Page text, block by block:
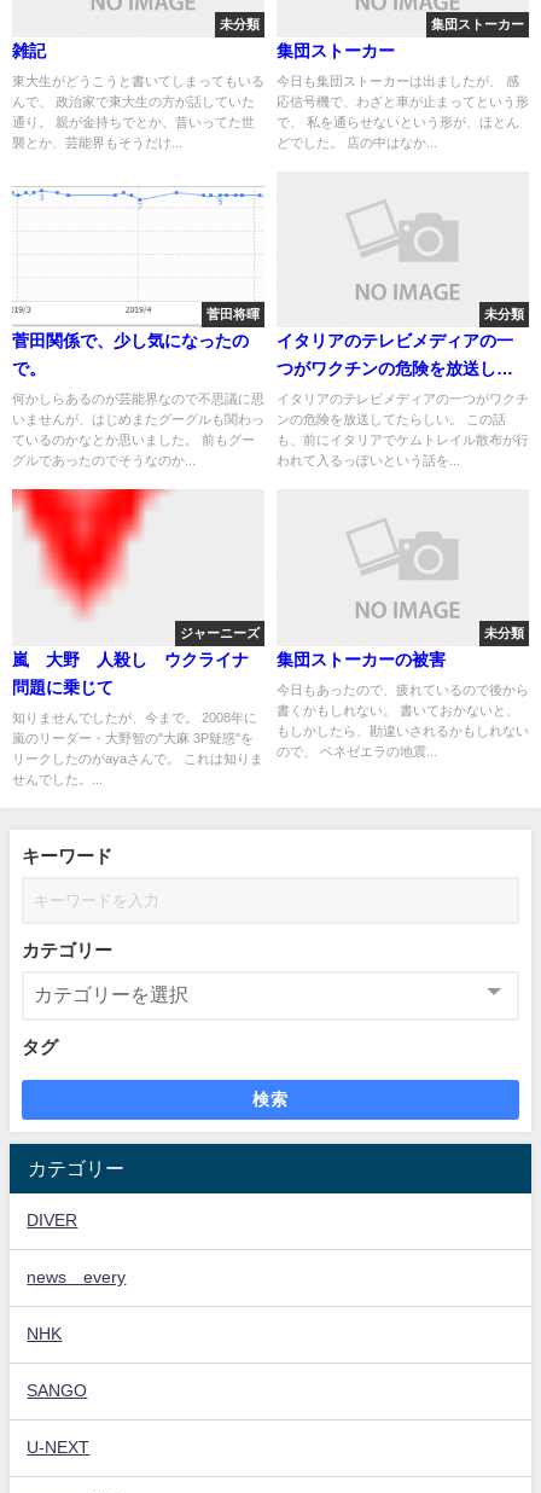
未分類
雑記
東大生がどうこうと書いてしまってもいる
んで、 政治家で東大生の方が話していた
通り。 親が金持ちでとか、昔いってた世
襲とか、芸能界もそうだけ...
集団ストーカー
集団ストーカー
今日も集団ストーカーは出ましたが、 感
応信号機で、わざと車が止まってという形
で、 私を通らせないという形が、ほとん
どでした。 店の中はなか...
菅田将暉
菅田関係で、少し気になったの
で。
何かしらあるのが芸能界なので不思議に思
いませんが、はじめまたグーグルも関わっ
ているのかなとか思いました。 前もグー
グルであったのでそうなのか...
未分類
イタリアのテレビメディアの一
つがワクチンの危険を放送して
たらしい 備忘録用
イタリアのテレビメディアの一つがワクチ
ンの危険を放送してたらしい。 この話
も、前にイタリアでケムトレイル散布が行
われて入るっぽいという話を...
ジャーニーズ
嵐 大野 人殺し ウクライナ
問題に乗じて
知りませんでしたが、今まで。 2008年に
嵐のリーダー・大野智の"大麻 3P疑惑"を
リークしたのがayaさんで。 これは知りま
せんでした。...
未分類
集団ストーカーの被害
今日もあったので、疲れているので後から
書くかもしれない。 書いておかないと、
もしかしたら、勘違いされるかもしれない
ので、 ベネゼエラの地震...
キーワード
カテゴリー
タグ
検索
カテゴリー
DIVER
news every
NHK
SANGO
U-NEXT